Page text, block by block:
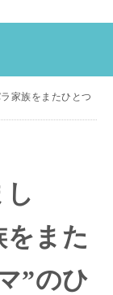
家族をまたひとつ
し
また
”のひ